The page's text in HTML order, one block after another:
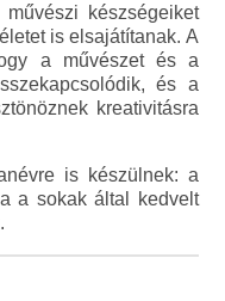
készségeiket
is elsajátítanak. A
a művészet és a
és a
kreativitásra
is készülnek: a
a sokak által kedvelt